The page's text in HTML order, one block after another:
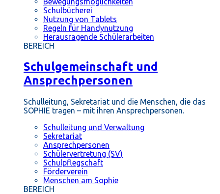
Schulbücherei
Nutzung von Tablets
Regeln für Handynutzung
Herausragende Schülerarbeiten
BEREICH
Schulgemeinschaft und
Ansprechpersonen
Schulleitung, Sekretariat und die Menschen, die das
SOPHIE tragen – mit ihren Ansprechpersonen.
Schulleitung und Verwaltung
Sekretariat
Ansprechpersonen
Schülervertretung (SV)
Schulpflegschaft
Förderverein
Menschen am Sophie
BEREICH